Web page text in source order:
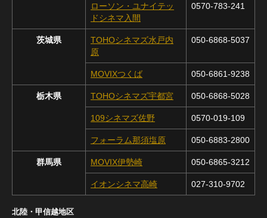
ローソン・ユナイテッ
ドシネマ入間
0570-783-241
茨城県
TOHOシネマズ水戸内
原
050-6868-5037
MOVIXつくば 050-6861-9238
栃木県 TOHOシネマズ宇都宮 050-6868-5028
109シネマズ佐野 0570-019-109
フォーラム那須塩原 050-6883-2800
群馬県 MOVIX伊勢崎 050-6865-3212
イオンシネマ高崎 027-310-9702
北陸・甲信越地区